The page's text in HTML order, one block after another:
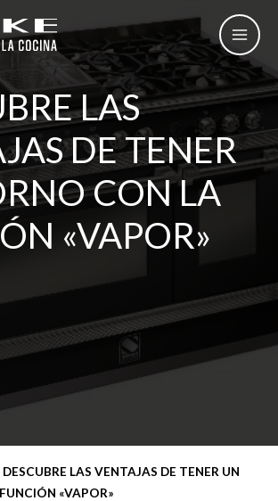
LAS
DE TENER
CON LA
«VAPOR»
DESCUBRE LAS VENTAJAS DE TENER UN
«VAPOR»